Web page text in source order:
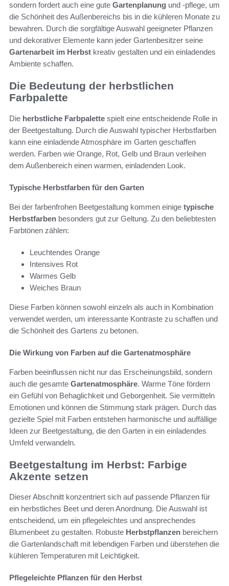
sondern fordert auch eine gute Gartenplanung und -pflege, um
die Schönheit des Außenbereichs bis in die kühleren Monate zu
bewahren. Durch die sorgfältige Auswahl geeigneter Pflanzen
und dekorativer Elemente kann jeder Gartenbesitzer seine
Gartenarbeit im Herbst kreativ gestalten und ein einladendes
Ambiente schaffen.
Die Bedeutung der herbstlichen
Farbpalette
Die herbstliche Farbpalette spielt eine entscheidende Rolle in
der Beetgestaltung. Durch die Auswahl typischer Herbstfarben
kann eine einladende Atmosphäre im Garten geschaffen
werden. Farben wie Orange, Rot, Gelb und Braun verleihen
dem Außenbereich einen warmen, einladenden Look.
Typische Herbstfarben für den Garten
Bei der farbenfrohen Beetgestaltung kommen einige typische
Herbstfarben besonders gut zur Geltung. Zu den beliebtesten
Farbtönen zählen:
Leuchtendes Orange
Intensives Rot
Warmes Gelb
Weiches Braun
Diese Farben können sowohl einzeln als auch in Kombination
verwendet werden, um interessante Kontraste zu schaffen und
die Schönheit des Gartens zu betonen.
Die Wirkung von Farben auf die Gartenatmosphäre
Farben beeinflussen nicht nur das Erscheinungsbild, sondern
auch die gesamte Gartenatmosphäre. Warme Töne fördern
ein Gefühl von Behaglichkeit und Geborgenheit. Sie vermitteln
Emotionen und können die Stimmung stark prägen. Durch das
gezielte Spiel mit Farben entstehen harmonische und auffällige
Ideen zur Beetgestaltung, die den Garten in ein einladendes
Umfeld verwandeln.
Beetgestaltung im Herbst: Farbige
Akzente setzen
Dieser Abschnitt konzentriert sich auf passende Pflanzen für
ein herbstliches Beet und deren Anordnung. Die Auswahl ist
entscheidend, um ein pflegeleichtes und ansprechendes
Blumenbeet zu gestalten. Robuste Herbstpflanzen bereichern
die Gartenlandschaft mit lebendigen Farben und überstehen die
kühleren Temperaturen mit Leichtigkeit.
Pflegeleichte Pflanzen für den Herbst